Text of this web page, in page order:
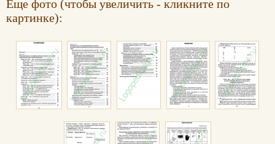
Еще фото (чтобы увеличить - кликните по
картинке):